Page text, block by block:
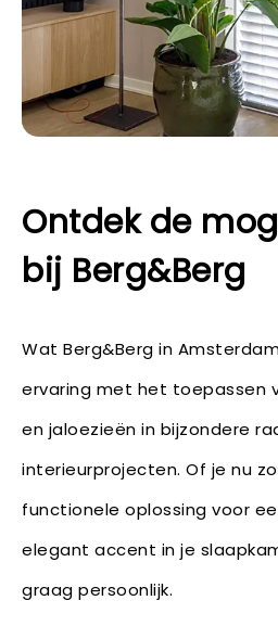
Ontdek de
bij Berg&Berg
Wat Berg&Berg in
ervaring met het toepassen
en jaloezieën in bijzondere
interieurprojecten. Of je nu
functionele oplossing voor
elegant accent in je
graag persoonlijk.